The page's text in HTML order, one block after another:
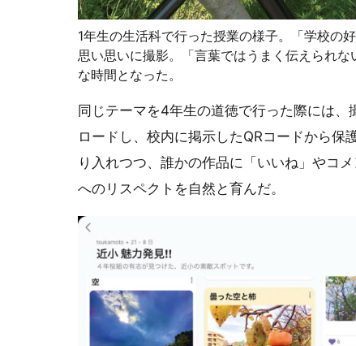
1年生の生活科で行った授業の様子。「学校の
思い思いに撮影。「言葉ではうまく伝えられ
な時間となった。
同じテーマを4年生の道徳で行った際には
ロードし、校内に掲示したQRコードから保
り入れつつ、誰かの作品に「いいね」やコ
へのリスペクトを自然と育んだ。